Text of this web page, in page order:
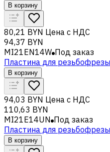
В корзину
80,21 BYN Цена с НДС
94,37 BYN
MI21EN14W Под заказ
Пластина для
В корзину
94,03 BYN Цена с НДС
110,63 BYN
MI21E14UN Под заказ
Пластина для
В корзину